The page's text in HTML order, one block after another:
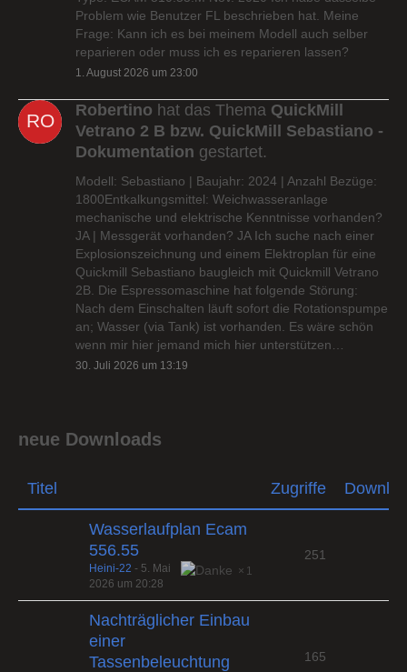
Problem wie Benutzer FL beschrieben hat. Meine
Frage: Kann ich es bei meinem Modell auch selber
reparieren oder muss ich es reparieren lassen?
1. August 2026 um 23:00
Robertino hat das Thema QuickMill
Vetrano 2 B bzw. QuickMill Sebastiano -
Dokumentation gestartet.
Modell: Sebastiano | Baujahr: 2024 | Anzahl Bezüge:
1800Entkalkungsmittel: Weichwasseranlage
mechanische und elektrische Kenntnisse vorhanden?
JA | Messgerät vorhanden? JA Ich suche nach einer
Explosionszeichnung und einem Elektroplan für eine
Quickmill Sebastiano baugleich mit Quickmill Vetrano
2B. Die Espressomaschine hat folgende Störung:
Nach dem Einschalten läuft sofort die Rotationspumpe
an; Wasser (via Tank) ist vorhanden. Es wäre schön
wenn mir hier jemand mich hier unterstützen…
30. Juli 2026 um 13:19
neue Downloads
Titel Zugriffe
Wasserlaufplan Ecam
556.55
1
Heini-22 - 5. Mai
2026 um 20:28
251
Nachträglicher Einbau
einer
Tassenbeleuchtung
165